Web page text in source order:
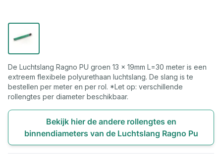
De Luchtslang Ragno PU groen 13 x 19mm L=30 meter is een
extreem flexibele polyurethaan luchtslang. De slang is te
bestellen per meter en per rol. *Let op: verschillende
rollengtes per diameter beschikbaar.
Bekijk hier de andere rollengtes en
binnendiameters van de Luchtslang Ragno Pu